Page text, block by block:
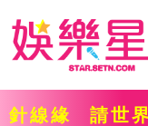
針線緣 請世